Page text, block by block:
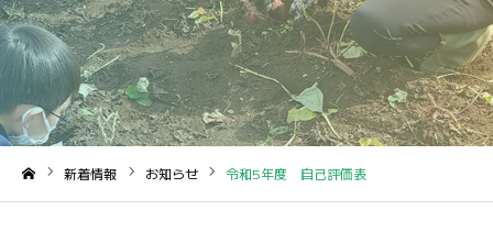
新着情報 お知らせ 令和5年度 自己評価表